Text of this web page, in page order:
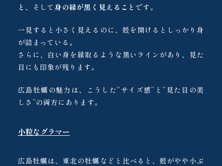
と 、そして 身の縁が黒く見えること です。
一見すると小さく見えるのに、殻を開けるとしっかり身
が詰まっている。
さらに、白い身を縁取るような黒いラインがあり、見た
目にも印象が残ります。
広島牡蠣の魅力は、こうした“サイズ感”と“見た目の美
しさ”の両方にあります。
小粒なグラマー
広島牡蠣は、東北の牡蠣などと比べると、殻がやや小ぶ